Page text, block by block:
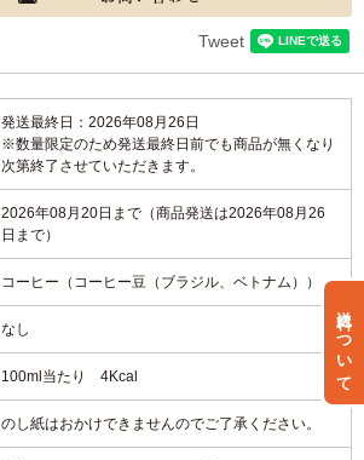
送料について
Tweet
発送最終日：2026年08月26日
※数量限定のため発送最終日前でも商品が無くなり
次第終了させていただきます。
2026年08月20日まで（商品発送は2026年08月26
日まで）
コーヒー（コーヒー豆（ブラジル、ベトナム））
なし
100ml当たり 4Kcal
のし紙はおかけできませんのでご了承ください。